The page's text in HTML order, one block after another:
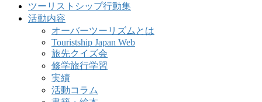
ツーリストシップ行動集
活動内容
オーバーツーリズムとは
Touristship Japan Web
旅先クイズ会
修学旅行学習
実績
活動コラム